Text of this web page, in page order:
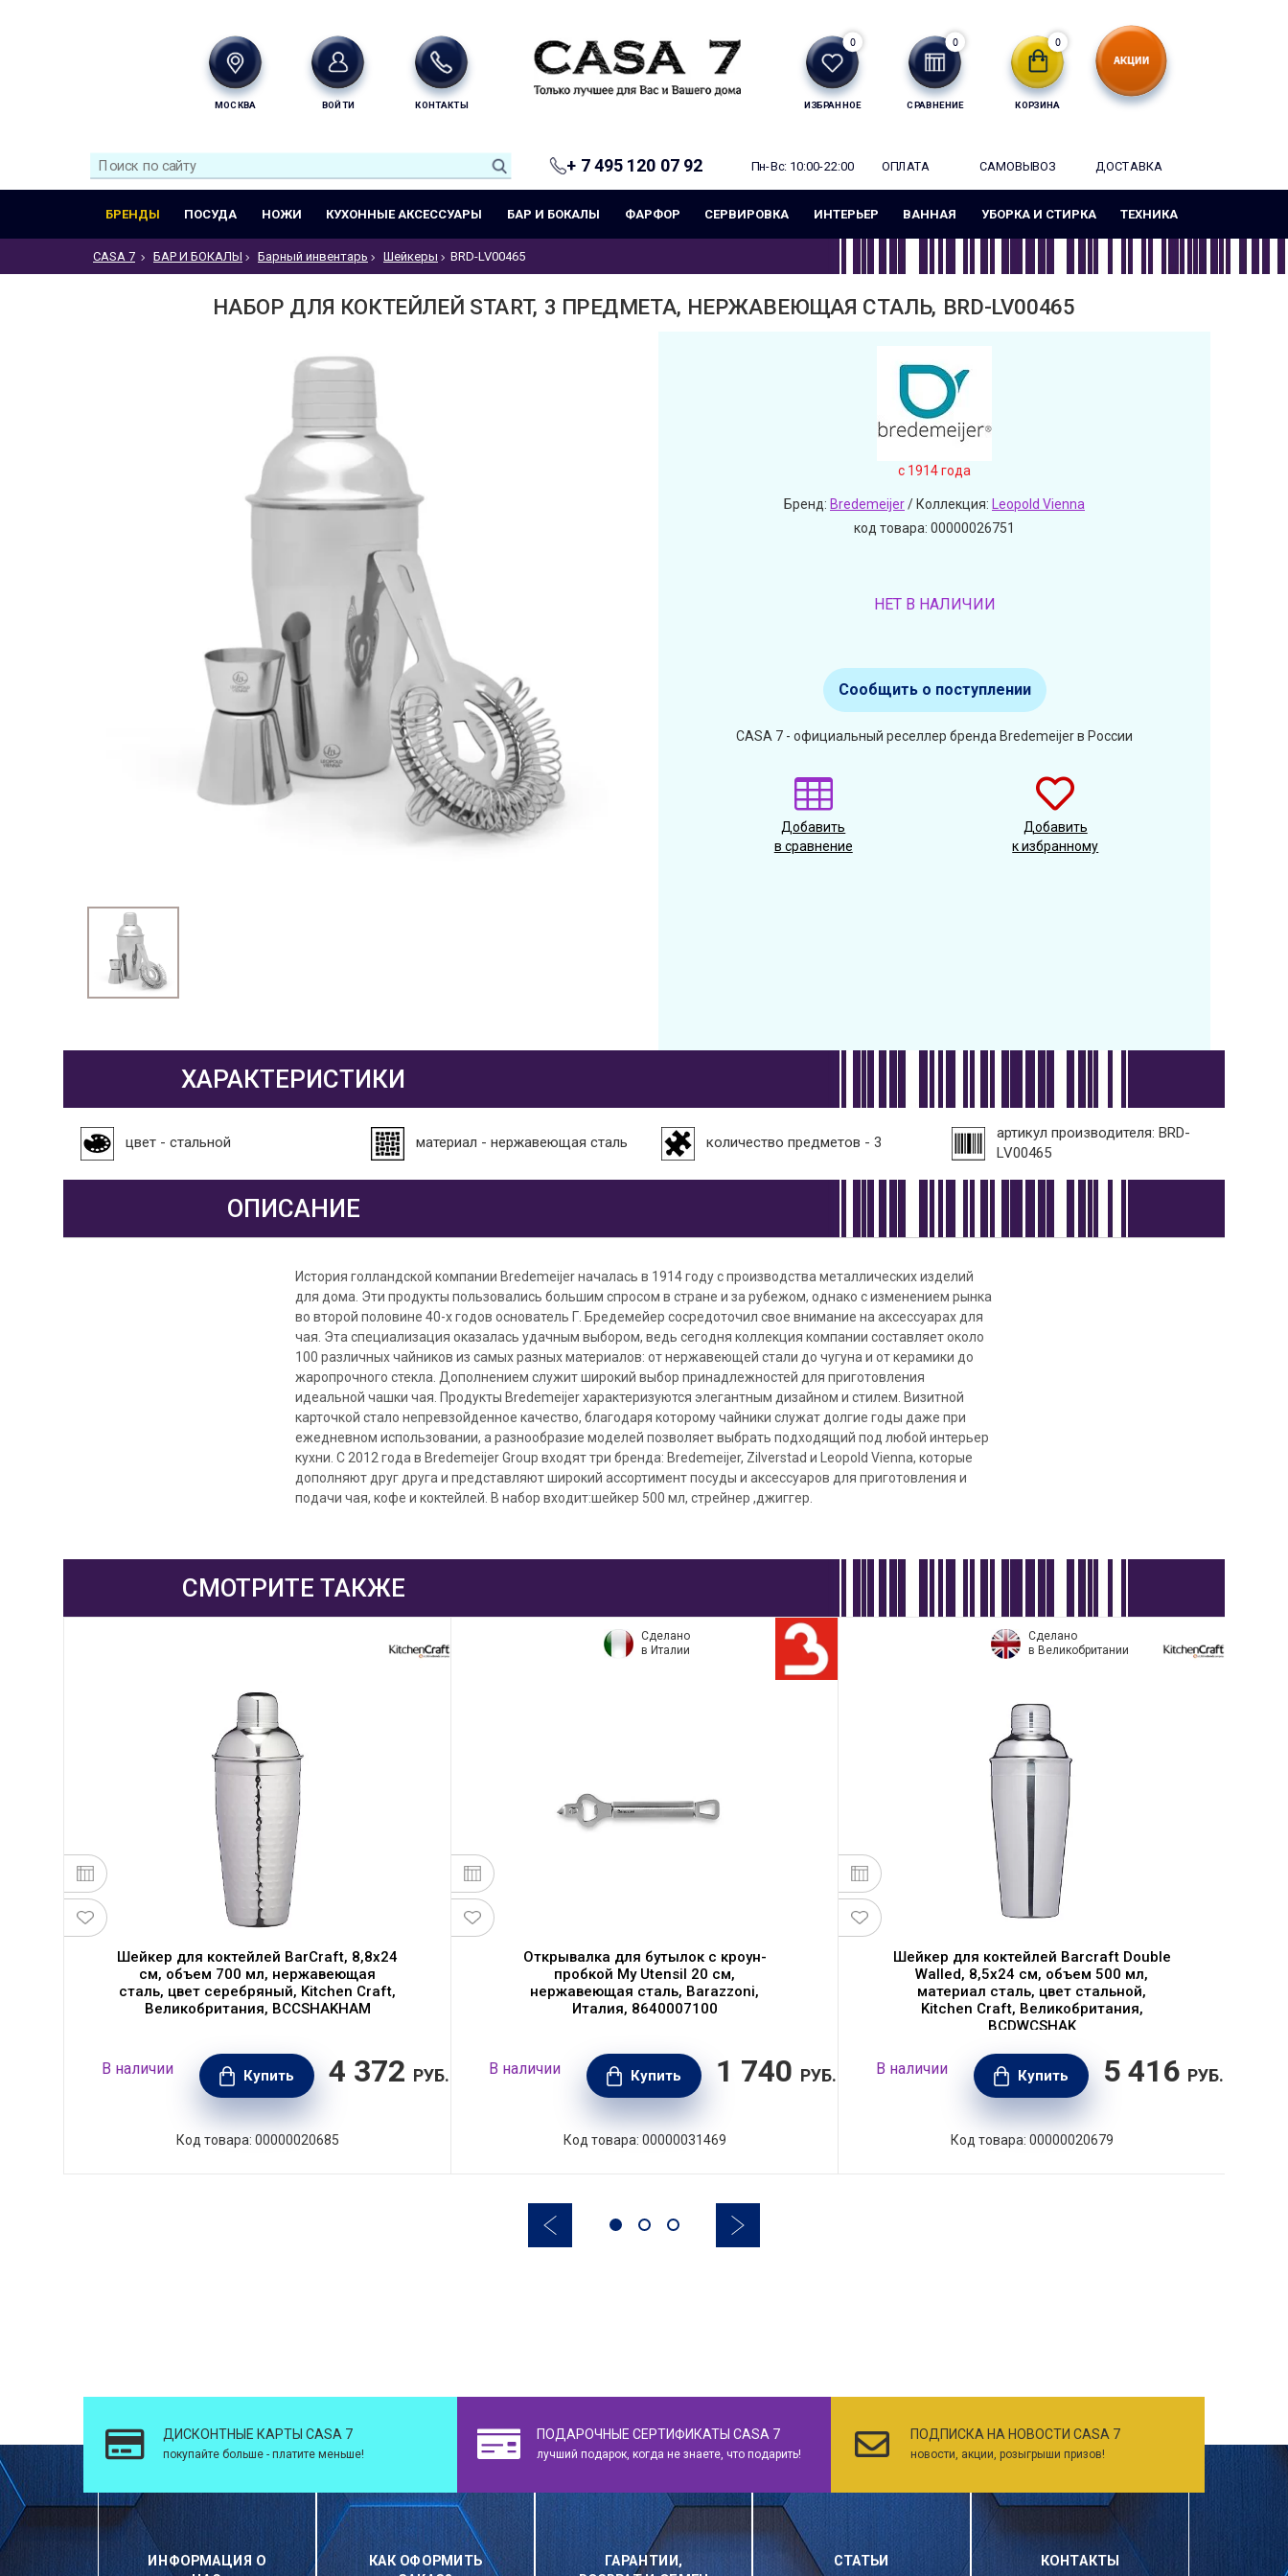
МОСКВА ВОЙТИ КОНТАКТЫ ИЗБРАННОЕ
0
СРАВНЕНИЕ
0
КОРЗИНА
0
+ 7 495 120 07 92 Пн-Вс: 10:00-22:00 ОПЛАТА САМОВЫВОЗ ДОСТАВКА
БРЕНДЫ ПОСУДА НОЖИ КУХОННЫЕ АКСЕССУАРЫ БАР И БОКАЛЫ ФАРФОР СЕРВИРОВКА ИНТЕРЬЕР ВАННАЯ УБОРКА И СТИРКА ТЕХНИКА
CASA 7 БАР И БОКАЛЫ Барный инвентарь Шейкеры BRD-LV00465
НАБОР ДЛЯ КОКТЕЙЛЕЙ START, 3 ПРЕДМЕТА, НЕРЖАВЕЮЩАЯ СТАЛЬ, BRD-LV00465
c 1914 года
Бренд: Bredemeijer/ Коллекция:
Leopold Vienna
код товара: 00000026751
НЕТ В НАЛИЧИИ
Сообщить о поступлении
CASA 7 - официальный реселлер бренда Bredemeijer в России
Добавить
в сравнение
Добавить
к избранному
ХАРАКТЕРИСТИКИ
цвет - стальной материал - нержавеющая сталь количество предметов - 3
артикул производителя: BRD-
LV00465
ОПИСАНИЕ
История голландской компании Bredemeijer началась в 1914 году с производства металлических изделий
для дома. Эти продукты пользовались большим спросом в стране и за рубежом, однако с изменением рынка
во второй половине 40-х годов основатель Г. Бредемейер сосредоточил свое внимание на аксессуарах для
чая. Эта специализация оказалась удачным выбором, ведь сегодня коллекция компании составляет около
100 различных чайников из самых разных материалов: от нержавеющей стали до чугуна и от керамики до
жаропрочного стекла. Дополнением служит широкий выбор принадлежностей для приготовления
идеальной чашки чая. Продукты Bredemeijer характеризуются элегантным дизайном и стилем. Визитной
карточкой стало непревзойденное качество, благодаря которому чайники служат долгие годы даже при
ежедневном использовании, а разнообразие моделей позволяет выбрать подходящий под любой интерьер
кухни. С 2012 года в Bredemeijer Group входят три бренда: Bredemeijer, Zilverstad и Leopold Viennа, которые
дополняют друг друга и представляют широкий ассортимент посуды и аксессуаров для приготовления и
подачи чая, кофе и коктейлей. В набор входит:шейкер 500 мл, стрейнер ,джиггер.
СМОТРИТЕ ТАКЖЕ
Шейкер для коктейлей BarCraft, 8,8x24
см, объем 700 мл, нержавеющая
сталь, цвет серебряный, Kitchen Craft,
Великобритания, BCCSHAKHAM
В наличии Купить 4 372 РУБ.
Код товара: 00000020685
Сделано
в Италии
Открывалка для бутылок с кроун-
пробкой My Utensil 20 см,
нержавеющая сталь, Barazzoni,
Италия, 8640007100
В наличии Купить 1 740 РУБ.
Код товара: 00000031469
Сделано
в Великобритании
Шейкер для коктейлей Barcraft Double
Walled, 8,5x24 см, объем 500 мл,
материал сталь, цвет стальной,
Kitchen Craft, Великобритания,
BCDWCSHAK
В наличии Купить 5 416 РУБ.
Код товара: 00000020679
ДИСКОНТНЫЕ КАРТЫ CASA 7
покупайте больше - платите меньше!
ПОДАРОЧНЫЕ СЕРТИФИКАТЫ CASA 7
лучший подарок, когда не знаете, что подарить!
ПОДПИСКА НА НОВОСТИ CASA 7
новости, акции, розыгрыши призов!
ИНФОРМАЦИЯ О
КАК ОФОРМИТЬ
ГАРАНТИИ,
СТАТЬИ КОНТАКТЫ